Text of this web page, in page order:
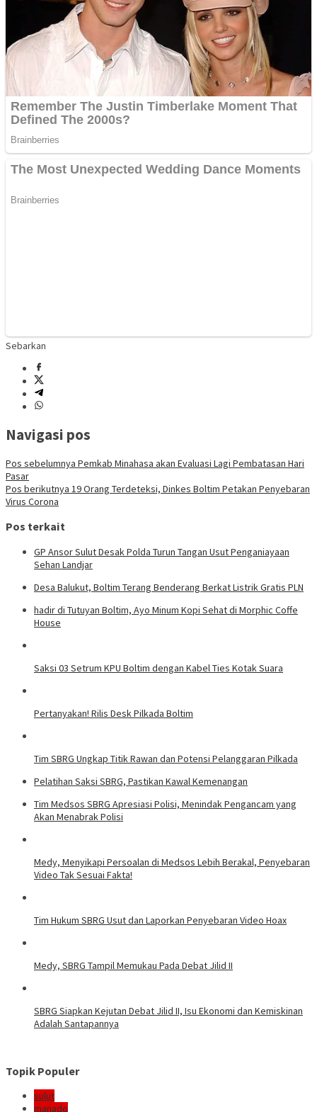
Sebarkan
Navigasi pos
Pos sebelumnya Pemkab Minahasa akan Evaluasi Lagi Pembatasan Hari
Pasar
Pos berikutnya 19 Orang Terdeteksi, Dinkes Boltim Petakan Penyebaran
Virus Corona
Pos terkait
GP Ansor Sulut Desak Polda Turun Tangan Usut Penganiayaan
Sehan Landjar
Desa Balukut, Boltim Terang Benderang Berkat Listrik Gratis PLN
hadir di Tutuyan Boltim, Ayo Minum Kopi Sehat di Morphic Coffe
House
Saksi 03 Setrum KPU Boltim dengan Kabel Ties Kotak Suara
Pertanyakan! Rilis Desk Pilkada Boltim
Tim SBRG Ungkap Titik Rawan dan Potensi Pelanggaran Pilkada
Pelatihan Saksi SBRG, Pastikan Kawal Kemenangan
Tim Medsos SBRG Apresiasi Polisi, Menindak Pengancam yang
Akan Menabrak Polisi
Medy, Menyikapi Persoalan di Medsos Lebih Berakal, Penyebaran
Video Tak Sesuai Fakta!
Tim Hukum SBRG Usut dan Laporkan Penyebaran Video Hoax
Medy, SBRG Tampil Memukau Pada Debat Jilid II
SBRG Siapkan Kejutan Debat Jilid II, Isu Ekonomi dan Kemiskinan
Adalah Santapannya
Topik Populer
sulut
manado